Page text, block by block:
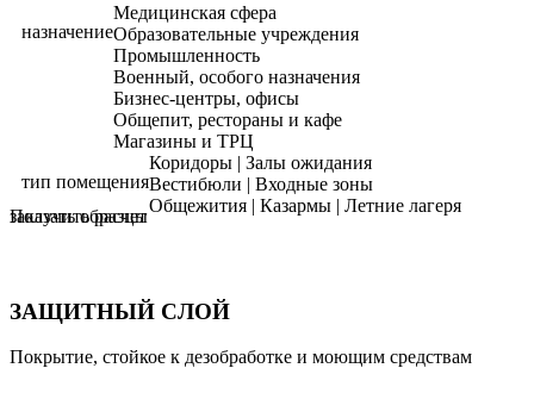
назначение
Медицинская сфера
Образовательные учреждения
Промышленность
Военный, особого назначения
Бизнес-центры, офисы
Общепит, рестораны и кафе
Магазины и ТРЦ
тип помещения
Коридоры | Залы ожидания
Вестибюли | Входные зоны
Общежития | Казармы | Летние лагеря
Получить расчет
заказать образцы
ЗАЩИТНЫЙ СЛОЙ
Покрытие, стойкое к дезобработке и моющим средствам